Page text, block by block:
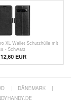
XL Wallet Schutzhülle mit
- Schwarz
12,60 EUR
| DÄNEMARK
|